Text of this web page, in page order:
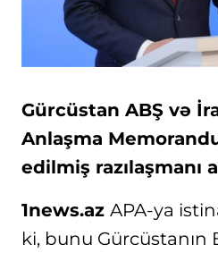
Gürcüstan ABŞ və
Anlaşma
edilmiş razılaşmanı
1news.az APA-ya
ki, bunu Gürcüstanın